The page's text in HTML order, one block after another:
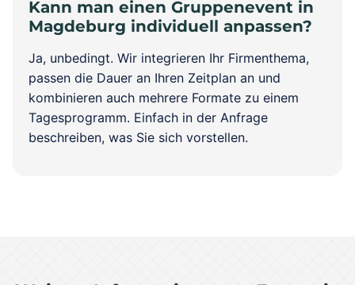
Kann man einen Gruppenevent in
Magdeburg individuell anpassen?
Ja, unbedingt. Wir integrieren Ihr Firmenthema,
passen die Dauer an Ihren Zeitplan an und
kombinieren auch mehrere Formate zu einem
Tagesprogramm. Einfach in der Anfrage
beschreiben, was Sie sich vorstellen.